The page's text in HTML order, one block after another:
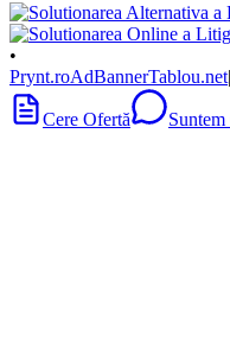
•
Prynt.roAdBannerTablou.net|
Cere Ofertă